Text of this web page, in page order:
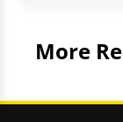
More